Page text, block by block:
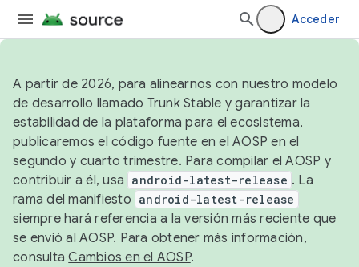
Acceder
A partir de 2026, para alinearnos con nuestro modelo
de desarrollo llamado Trunk Stable y garantizar la
estabilidad de la plataforma para el ecosistema,
publicaremos el código fuente en el AOSP en el
segundo y cuarto trimestre. Para compilar el AOSP y
contribuir a él, usa android-latest-release . La
rama del manifiesto android-latest-release
siempre hará referencia a la versión más reciente que
se envió al AOSP. Para obtener más información,
consultaCambios en el AOSP.